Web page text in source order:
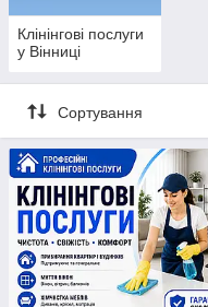
Клінінгові послуги
у Вінниці
Сортування